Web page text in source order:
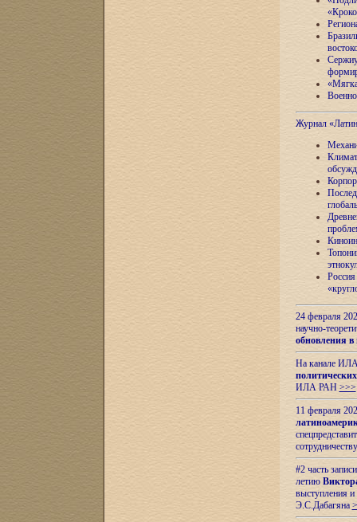
Журнал
24 февраля
научно-
обновления в
На канале
ИЛА РАН >>>
11 февраля
#2 часть
летию
выступления
Э.С.Дабагяна